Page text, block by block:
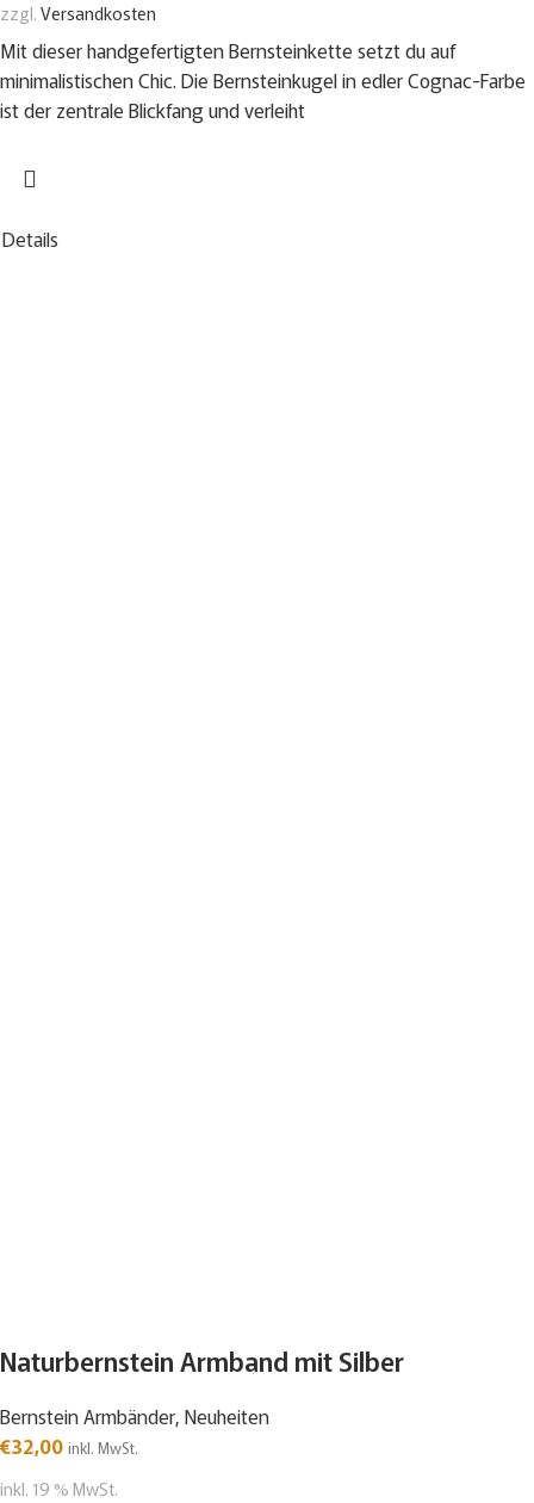
zzgl.Versandkosten
Mit dieser handgefertigten Bernsteinkette setzt du auf
minimalistischen Chic. Die Bernsteinkugel in edler Cognac-Farbe
ist der zentrale Blickfang und verleiht
Details
Naturbernstein Armband mit Silber
Bernstein Armbänder, Neuheiten
€32,00 inkl. MwSt.
inkl. 19 % MwSt.